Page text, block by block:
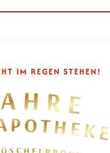
IM REGEN STEHEN!